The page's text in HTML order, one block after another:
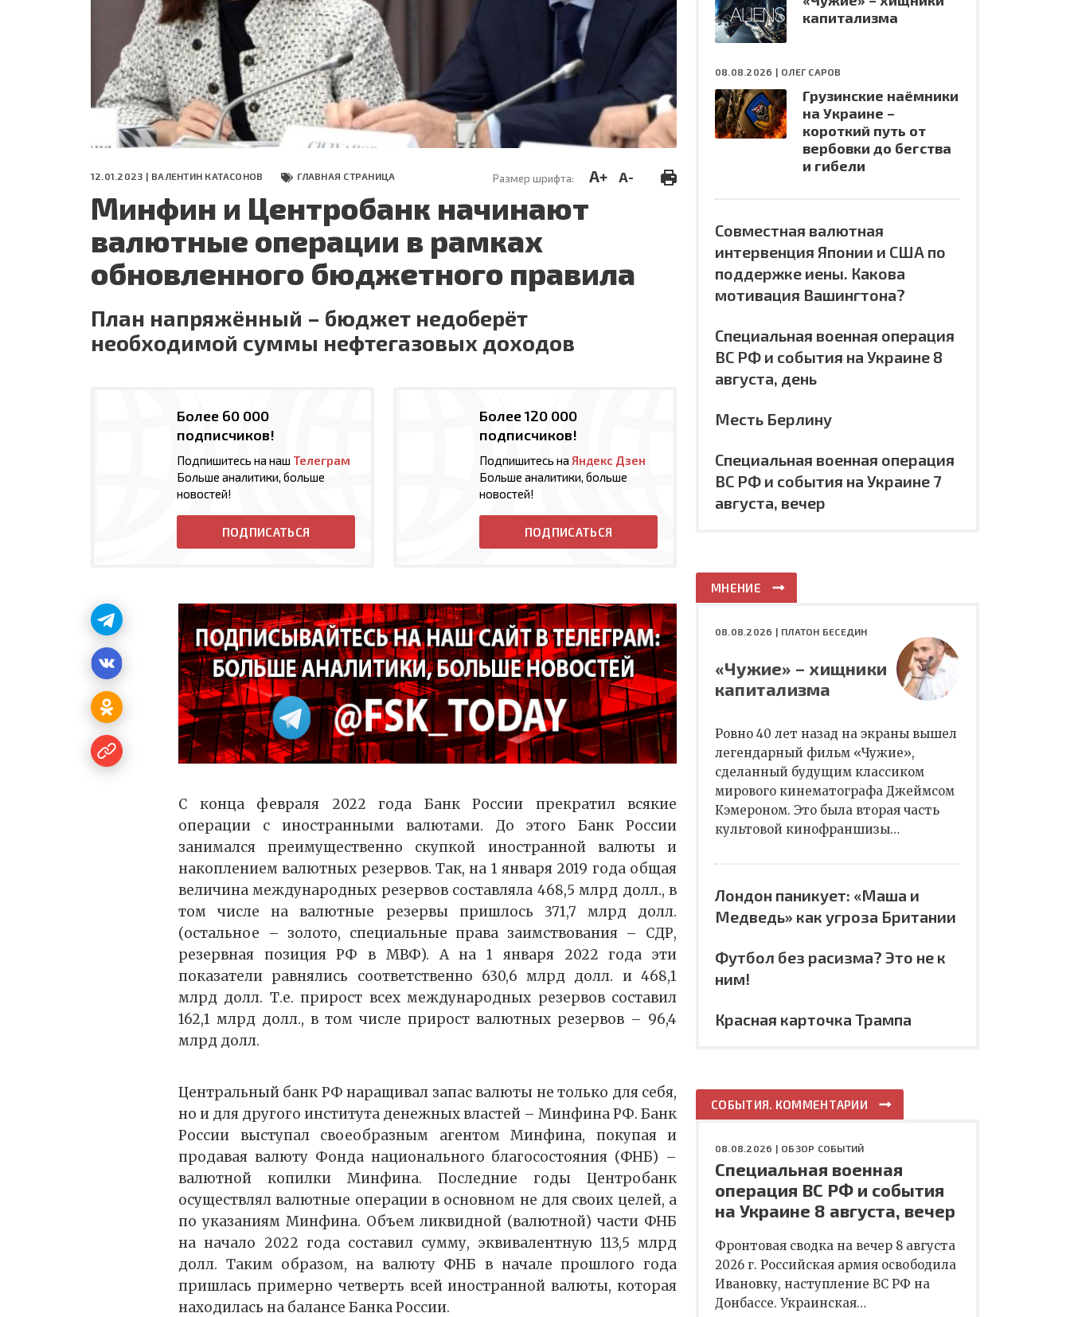
СЕГОДНЯ
ПОЛЯ БИТВЫ 2024
12.01.2023 | ВАЛЕНТИН КАТАСОНОВ ГЛАВНАЯ СТРАНИЦА Размер шрифта: A+ A-
Минфин и Центробанк начинают
валютные операции в рамках
обновленного бюджетного правила
План напряжённый – бюджет недоберёт
необходимой суммы нефтегазовых доходов
Более 60 000
подписчиков!
Подпишитесь на наш Телеграм
Больше аналитики, больше
новостей!
ПОДПИСАТЬСЯ
Более 120 000
подписчиков!
Подпишитесь на Яндекс Дзен
Больше аналитики, больше
новостей!
ПОДПИСАТЬСЯ
С конца февраля 2022 года Банк России прекратил всякие
операции с иностранными валютами. До этого Банк России
занимался преимущественно скупкой иностранной валюты и
накоплением валютных резервов. Так, на 1 января 2019 года общая
величина международных резервов составляла 468,5 млрд долл., в
том числе на валютные резервы пришлось 371,7 млрд долл.
(остальное – золото, специальные права заимствования – СДР,
резервная позиция РФ в МВФ). А на 1 января 2022 года эти
показатели равнялись соответственно 630,6 млрд долл. и 468,1
млрд долл. Т.е. прирост всех международных резервов составил
162,1 млрд долл., в том числе прирост валютных резервов – 96,4
млрд долл.
Центральный банк РФ наращивал запас валюты не только для себя,
но и для другого института денежных властей – Минфина РФ. Банк
России выступал своеобразным агентом Минфина, покупая и
продавая валюту Фонда национального благосостояния (ФНБ) –
валютной копилки Минфина. Последние годы Центробанк
осуществлял валютные операции в основном не для своих целей, а
по указаниям Минфина. Объем ликвидной (валютной) части ФНБ
на начало 2022 года составил сумму, эквивалентную 113,5 млрд
долл. Таким образом, на валюту ФНБ в начале прошлого года
пришлась примерно четверть всей иностранной валюты, которая
находилась на балансе Банка России.
капитализма
08.08.2026 | ОЛЕГ САРОВ
Грузинские наёмники
на Украине –
короткий путь от
вербовки до бегства
и гибели
Совместная валютная
интервенция Японии и США по
поддержке иены. Какова
мотивация Вашингтона?
Специальная военная операция
ВС РФ и события на Украине 8
августа, день
Месть Берлину
Специальная военная операция
ВС РФ и события на Украине 7
августа, вечер
МНЕНИЕ
08.08.2026 | ПЛАТОН БЕСЕДИН
«Чужие» – хищники
капитализма
Ровно 40 лет назад на экраны вышел
легендарный фильм «Чужие»,
сделанный будущим классиком
мирового кинематографа Джеймсом
Кэмероном. Это была вторая часть
культовой кинофраншизы…
Лондон паникует: «Маша и
Медведь» как угроза Британии
Футбол без расизма? Это не к
ним!
Красная карточка Трампа
СОБЫТИЯ. КОММЕНТАРИИ
08.08.2026 | ОБЗОР СОБЫТИЙ
Специальная военная
операция ВС РФ и события
на Украине 8 августа, вечер
Фронтовая сводка на вечер 8 августа
2026 г. Российская армия освободила
Ивановку, наступление ВС РФ на
Донбассе. Украинская…